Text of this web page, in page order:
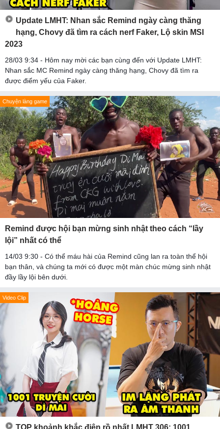
Update LMHT: Nhan sắc Remind ngày càng thăng
hạng, Chovy đã tìm ra cách nerf Faker, Lộ skin MSI
2023
28/03 9:34 - Hôm nay mời các bạn cùng đến với Update LMHT:
Nhan sắc MC Remind ngày càng thăng hạng, Chovy đã tìm ra
được điểm yếu của Faker.
Chuyện làng game
Remind được hội bạn mừng sinh nhật theo cách “lầy
lội” nhất có thể
14/03 9:30 - Có thể máu hài của Remind cũng lan ra toàn thể hội
bạn thân, và chúng ta mới có được một màn chúc mừng sinh nhật
đầy lầy lội bên dưới.
Video Clip
TOP khoảnh khắc điên rồ nhất LMHT 306: 1001